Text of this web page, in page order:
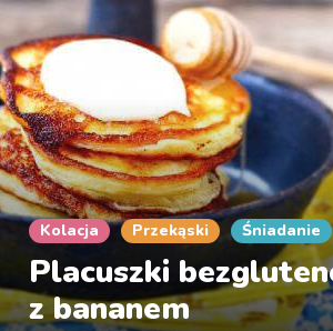
Kolacja Przekąski Śniadanie
Placuszki
z bananem